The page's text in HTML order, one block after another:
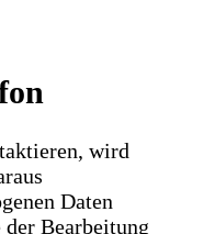
wird
Daten
Bearbeitung